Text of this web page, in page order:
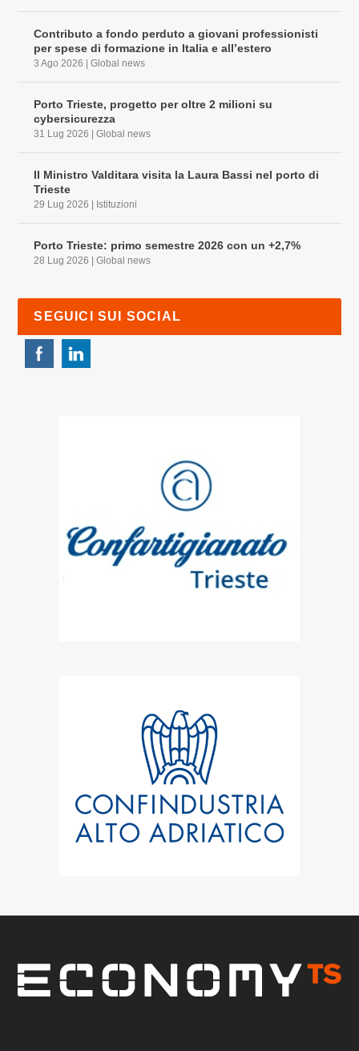
Contributo a fondo perduto a giovani professionisti
per spese di formazione in Italia e all’estero
3 Ago 2026 |Global news
Porto Trieste, progetto per oltre 2 milioni su
cybersicurezza
31 Lug 2026 |Global news
Il Ministro Valditara visita la Laura Bassi nel porto di
Trieste
29 Lug 2026 Istituzioni
Porto Trieste: primo semestre 2026 con un +2,7%
28 Lug 2026 |Global news
SEGUICI SUI SOCIAL